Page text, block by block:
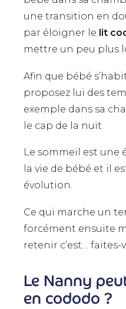
une transition en
par éloigner le lit
mettre un peu plus
Afin que bébé
proposez lui des
exemple dans sa
le cap de la nuit.
Le sommeil est
la vie de bébé et il
évolution.
Ce qui marche un
forcément ensuite
retenir c’est… faites-
Le Nanny
en cododo ?